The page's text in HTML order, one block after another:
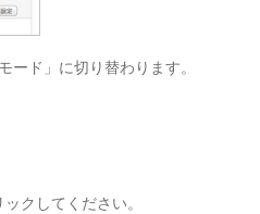
ド」に切り替わります。
クしてください。